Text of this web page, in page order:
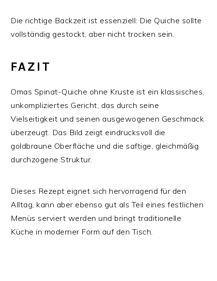
Die richtige Backzeit ist essenziell: Die Quiche sollte
vollständig gestockt, aber nicht trocken sein.
FAZIT
Omas Spinat-Quiche ohne Kruste ist ein klassisches,
unkompliziertes Gericht, das durch seine
Vielseitigkeit und seinen ausgewogenen Geschmack
überzeugt. Das Bild zeigt eindrucksvoll die
goldbraune Oberfläche und die saftige, gleichmäßig
durchzogene Struktur.
Dieses Rezept eignet sich hervorragend für den
Alltag, kann aber ebenso gut als Teil eines festlichen
Menüs serviert werden und bringt traditionelle
Küche in moderner Form auf den Tisch.